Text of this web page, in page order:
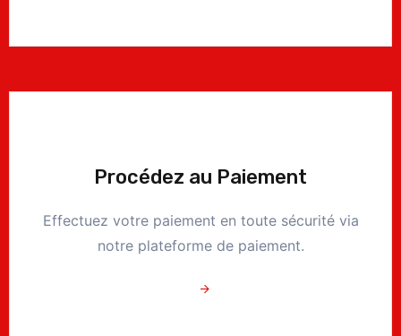
Procédez au Paiement
Effectuez votre paiement en toute sécurité via
notre plateforme de paiement.